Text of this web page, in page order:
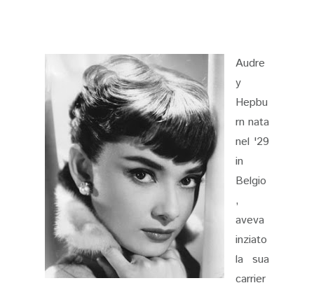
Audre
y
Hepbu
rn nata
nel '29
in
Belgio
,
aveva
inziato
la sua
carrier